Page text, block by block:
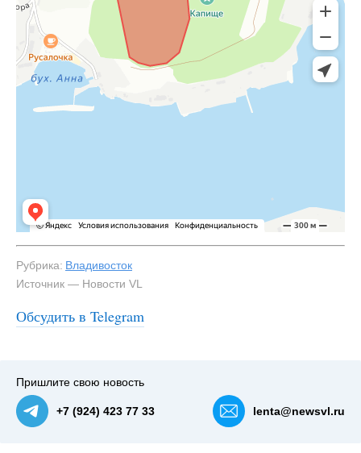
Рубрика: Владивосток
Источник — Новости VL
Обсудить в Telegram
#1
Пришлите свою новость
+7 (924) 423 77 33 lenta@newsvl.ru